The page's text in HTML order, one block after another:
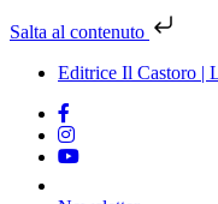
Salta al contenuto
Editrice Il Castoro |